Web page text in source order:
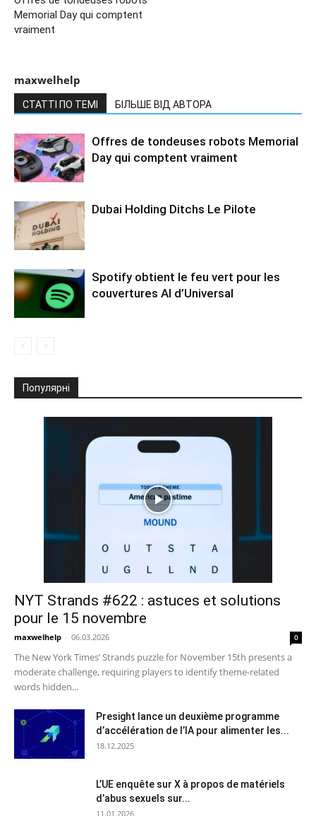
Memorial Day qui comptent
vraiment
maxwelhelp
СТАТТІ ПО ТЕМІ БІЛЬШЕ ВІД АВТОРА
Offres de tondeuses robots Memorial
Day qui comptent vraiment
Dubai Holding Ditchs Le Pilote
Spotify obtient le feu vert pour les
couvertures AI d’Universal
Популярні
NYT Strands #622 : astuces et solutions
pour le 15 novembre
maxwelhelp - 06.03.2026 0
The New York Times’ Strands puzzle for November 15th presents a
moderate challenge, requiring players to identify theme-related
words hidden...
Presight lance un deuxième programme
d’accélération de l’IA pour alimenter les...
18.12.2025
L’UE enquête sur X à propos de matériels
d’abus sexuels sur...
11.01.2026